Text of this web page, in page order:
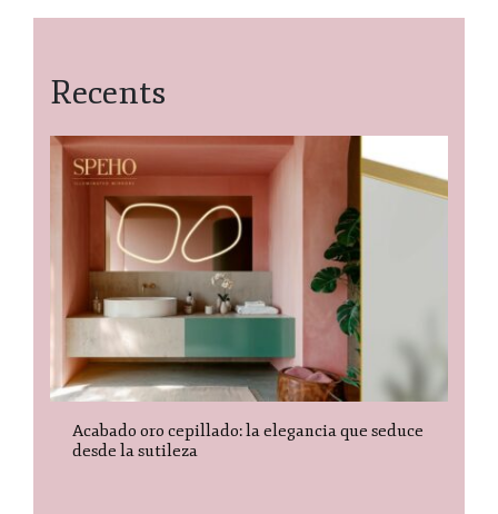
Recents
Acabado oro cepillado: la elegancia que seduce
desde la sutileza